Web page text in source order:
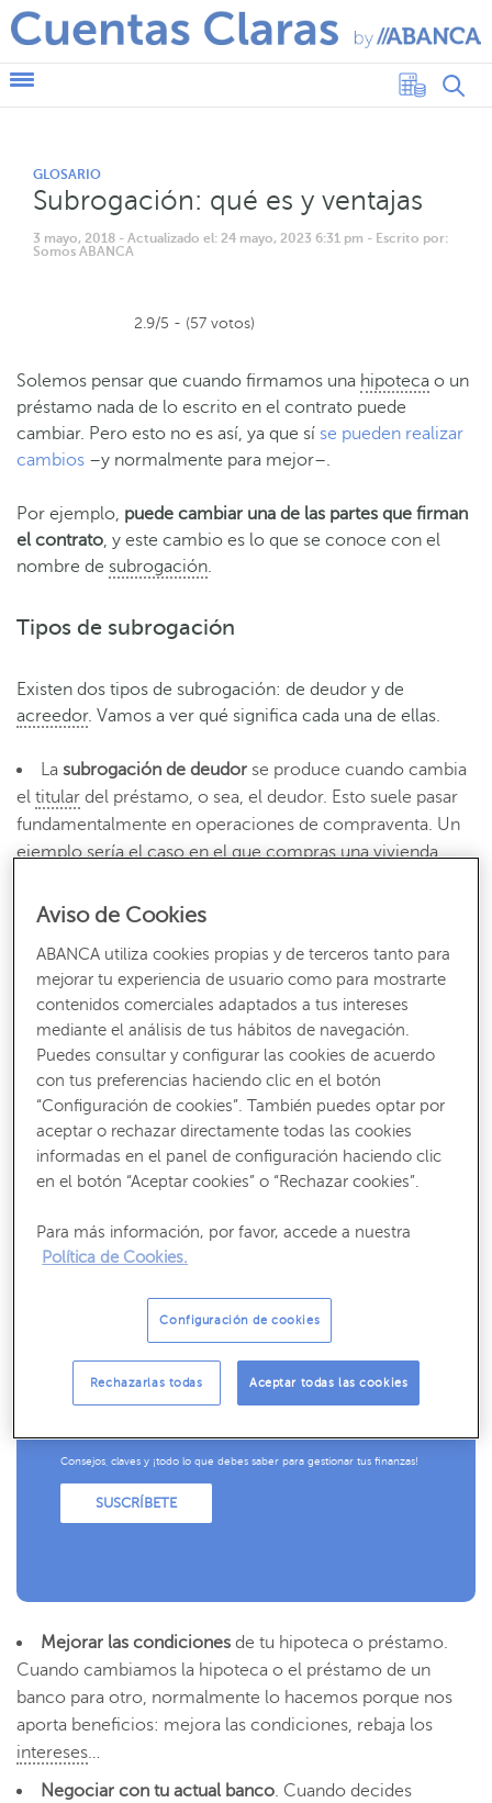
GLOSARIO
Subrogación: qué es y ventajas
3 mayo, 2018 - Actualizado el: 24 mayo, 2023 6:31 pm - Escrito por:
Somos ABANCA
2.9/5 - (57 votos)
Solemos pensar que cuando firmamos una hipoteca o un
préstamo nada de lo escrito en el contrato puede
cambiar. Pero esto no es así, ya que sí se pueden realizar
cambios –y normalmente para mejor–.
Por ejemplo, puede cambiar una de las partes que firman
el contrato, y este cambio es lo que se conoce con el
nombre de subrogación.
Tipos de subrogación
Existen dos tipos de subrogación: de deudor y de
acreedor. Vamos a ver qué significa cada una de ellas.
La subrogación de deudor se produce cuando cambia
el titular del préstamo, o sea, el deudor. Esto suele pasar
fundamentalmente en operaciones de compraventa. Un
ejemplo sería el caso en el que compras una vivienda
ese dinero al banco. Una vez que se solicita este cambio,
realizará un estudio de riesgo al nuevo deudor para
comprobar que podrá pagar dicha hipoteca.
Lasubrogación de acreedortiene lugar cuando
cambias la hipoteca de un banco a otro banco, es decir, lo
que cambia es la entidad a la que se le debe dinero. En
este caso, no es necesario pedir permiso al banco para
cambiar la hipoteca, solo necesitas que el nuevo banco al
que quieres trasladar tu hipoteca la acepte.
Ventajas de cambiar la hipoteca de banco
ver las ventajas de cambiar tu hipoteca o préstamo de
Consejos, claves y ¡todo lo que debes saber para gestionar tus finanzas!
SUSCRÍBETE
Mejorar las condiciones de tu hipoteca o préstamo.
Cuando cambiamos la hipoteca o el préstamo de un
banco para otro, normalmente lo hacemos porque nos
aporta beneficios: mejora las condiciones, rebaja los
intereses…
Negociar con tu actual banco. Cuando decides
Aviso de Cookies
ABANCA utiliza cookies propias y de terceros tanto para
mejorar tu experiencia de usuario como para mostrarte
contenidos comerciales adaptados a tus intereses
mediante el análisis de tus hábitos de navegación.
Puedes consultar y configurar las cookies de acuerdo
con tus preferencias haciendo clic en el botón
“Configuración de cookies”. También puedes optar por
aceptar o rechazar directamente todas las cookies
informadas en el panel de configuración haciendo clic
en el botón “Aceptar cookies” o “Rechazar cookies”.
Para más información, por favor, accede a nuestra
Política de Cookies.
Configuración de cookies
Rechazarlas todas Aceptar todas las cookies